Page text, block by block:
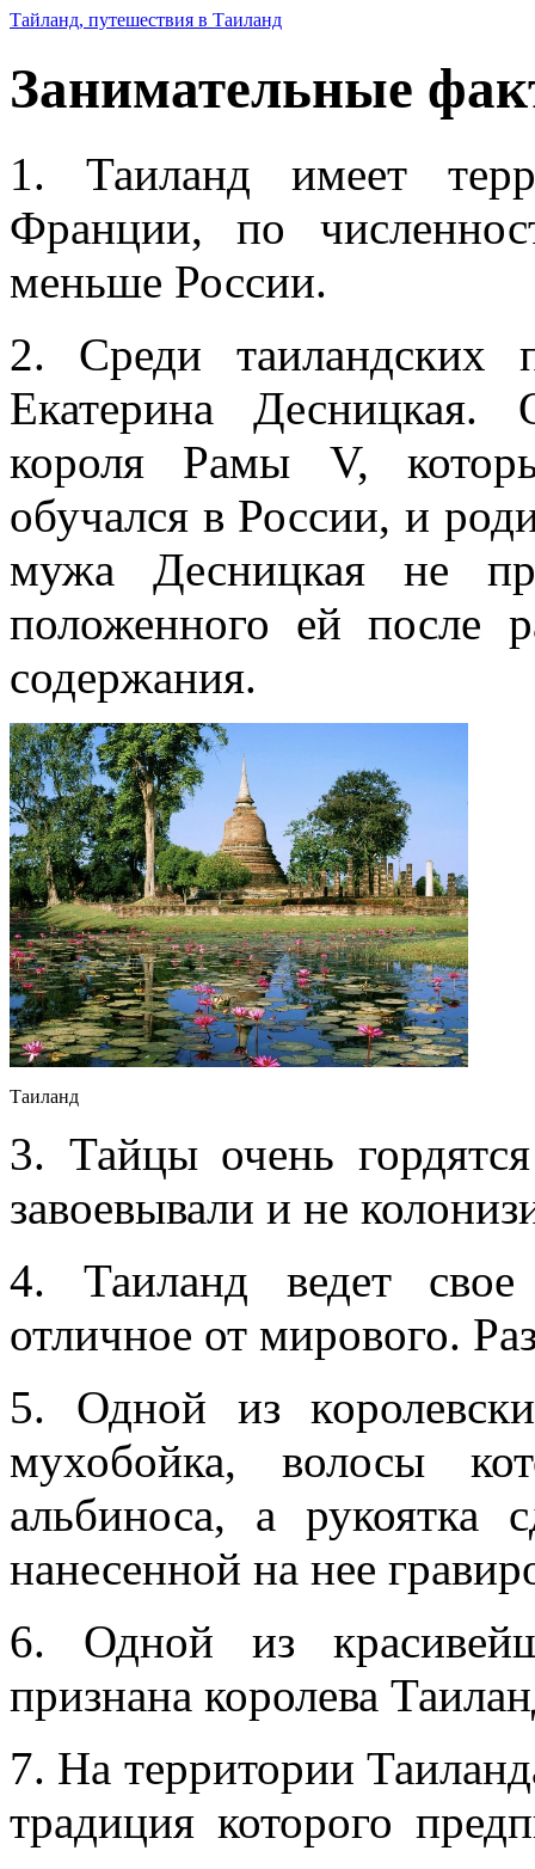
Тайланд, путешествия в Таиланд
Занимательные
1. Таиланд имеет
Франции, по
меньше России.
2. Среди
Екатерина
короля Рамы V,
обучался в России, и
мужа Десницкая не
положенного ей после
содержания.
Таиланд
3. Тайцы очень
завоевывали и не
4. Таиланд ведет свое
отличное от мирового.
5. Одной из
мухобойка, волосы
альбиноса, а рукоятка
нанесенной на нее
6. Одной из
признана королева
7. На территории
традиция которого